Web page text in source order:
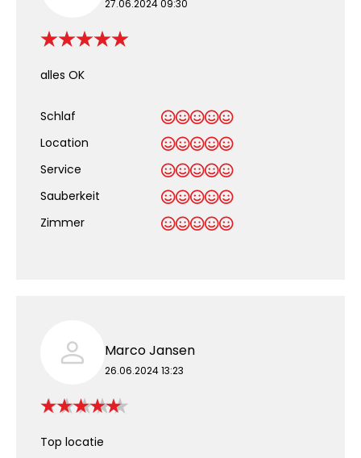
27.06.2024 09:30
alles OK
Schlaf
Location
Service
Sauberkeit
Zimmer
Marco Jansen
26.06.2024 13:23
Top locatie